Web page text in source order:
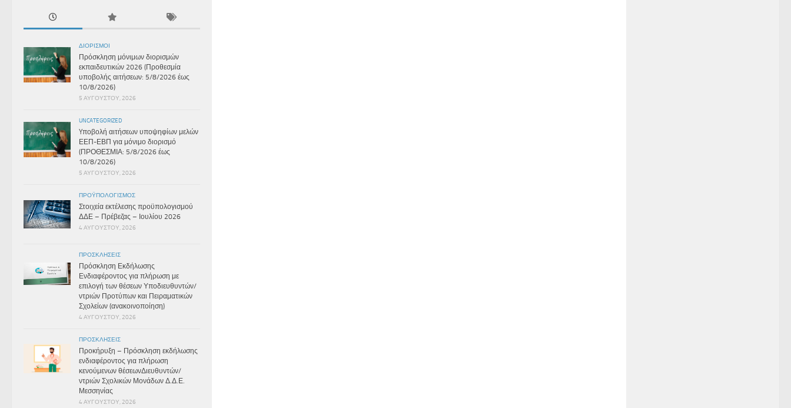
ΔΙΟΡΙΣΜΟΊ
Πρόσκληση μόνιμων διορισμών
εκπαιδευτικών 2026 (Προθεσμία
υποβολής αιτήσεων: 5/8/2026 έως
10/8/2026)
5 ΑΥΓΟΎΣΤΟΥ, 2026
UNCATEGORIZED
Yποβολή αιτήσεων υποψηφίων μελών
ΕΕΠ-ΕΒΠ για μόνιμο διορισμό
(ΠΡΟΘΕΣΜΙΑ: 5/8/2026 έως
10/8/2026)
5 ΑΥΓΟΎΣΤΟΥ, 2026
ΠΡΟΫΠΟΛΟΓΙΣΜΌΣ
Στοιχεία εκτέλεσης προϋπολογισμού
ΔΔΕ – Πρέβεζας – Ιουλίου 2026
4 ΑΥΓΟΎΣΤΟΥ, 2026
ΠΡΟΣΚΛΉΣΕΙΣ
Πρόσκληση Εκδήλωσης
Ενδιαφέροντος για πλήρωση με
επιλογή των θέσεων Υποδιευθυντών/
ντριών Προτύπων και Πειραματικών
Σχολείων (ανακοινοποίηση)
4 ΑΥΓΟΎΣΤΟΥ, 2026
ΠΡΟΣΚΛΉΣΕΙΣ
Προκήρυξη – Πρόσκληση εκδήλωσης
ενδιαφέροντος για πλήρωση
κενούμενων θέσεωνΔιευθυντών/
ντριών Σχολικών Μονάδων Δ.Δ.Ε.
Μεσσηνίας
4 ΑΥΓΟΎΣΤΟΥ, 2026